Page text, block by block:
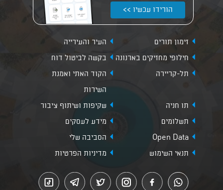
הורידו עכשיו >>
זימון תורים
העיר והעירייה
חילופי מחזיקים בארנונה
בקשה לביטול דוח
תל-קריירה
הקוד האתי ואמנת
השירות
תו חניה
שקיפות ושיתוף ציבור
תשלומים
מידע לעסקים
Open Data
הסביבה שלי
תנאי השימוש
מדיניות הפרטיות